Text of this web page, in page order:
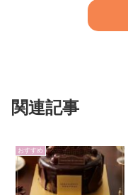
関連記事
おすすめ